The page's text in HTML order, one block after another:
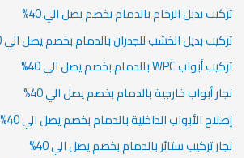
تركيب بديل الرخام بالدمام بخصم يصل الي 40%
تركيب بديل الخشب للجدران بالدمام بخصم يصل الي 40%
تركيب أبواب WPC بالدمام بخصم يصل الي 40%
نجار أبواب خارجية بالدمام بخصم يصل الي 40%
إصلاح الأبواب الداخلية بالدمام بخصم يصل الي 40%
نجار تركيب ستائر بالدمام بخصم يصل الي 40%